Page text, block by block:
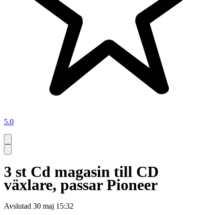
5.0
3 st Cd magasin till CD
växlare, passar Pioneer
Avslutad 30 maj 15:32